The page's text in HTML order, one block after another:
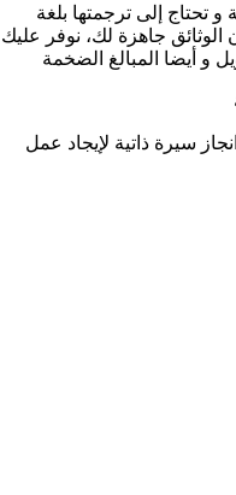
و تحتاج إلى ترجمتها بلغة
تواصل معنا الان، خلال 24 تكون الوثائق جاهزة لك، نوفر عليك
و أيضا المبالغ الضخمة
سيرة ذاتية لإيجاد عمل